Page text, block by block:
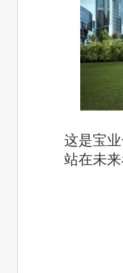
这是宝
站在未